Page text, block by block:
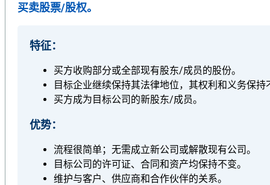
买卖股票/股权。
特征：
买方收购部分或全部现有股东/成员的股份。
目标企业继续保持其法律地位，其权利和义务保持
买方成为目标公司的新股东/成员。
优势：
流程很简单；无需成立新公司或解散现有公司。
目标公司的许可证、合同和资产均保持不变。
维护与客户、供应商和合作伙伴的关系。